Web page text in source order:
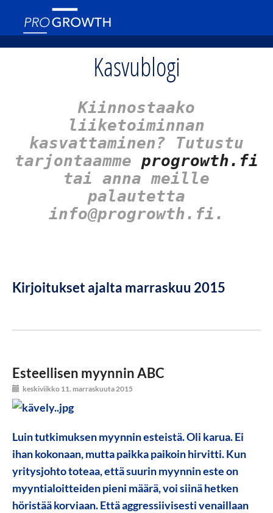
Kasvublogi
Kiinnostaako
liiketoiminnan
kasvattaminen? Tutustu
tarjontaamme progrowth.fi
tai anna meille
palautetta
info@progrowth.fi.
Kirjoitukset ajalta marraskuu 2015
Esteellisen myynnin ABC
keskiviikko 11. marraskuuta 2015
Luin tutkimuksen myynnin esteistä. Oli karua. Ei
ihan kokonaan, mutta paikka paikoin hirvitti. Kun
yritysjohto toteaa, että suurin myynnin este on
myyntialoitteiden pieni määrä, voi siinä hetken
höristää korviaan. Että aggressiivisesti venaillaan